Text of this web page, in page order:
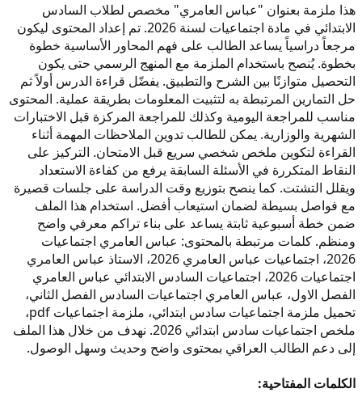
هذا ملزمة بعنوان "عباس العامري" مخصص لطلاب السادس
الابتدائي في مادة اجتماعيات لسنة 2026. تم إعداد المحتوى ليكون
مرجعاً دراسياً يساعد الطالب على فهم المحاور الأساسية خطوة
بخطوة. يُنصح باستخدام الملزمة مع المنهج الرسمي حتى يكون
التحصيل متوازنًا بين الشرح والتطبيق. يفضّل قراءة الدرس أولاً ثم
حل التمارين المرتبطة به لتثبيت المعلومات بطريقة عملية. المحتوى
مناسب للمراجعة اليومية وكذلك للمراجعة المركزة قبل الاختبارات
الشهرية والوزارية. يمكن للطالب تدوين الملاحظات المهمة أثناء
القراءة لتكوين ملخص شخصي سريع قبل الامتحان. التركيز على
النقاط المتكررة في الأسئلة السابقة يرفع من كفاءة الاستعداد
ويقلل التشتت. كما ينصح بتوزيع وقت الدراسة على جلسات قصيرة
مع فواصل بسيطة لضمان استيعاب أفضل. استخدام هذا الملف
ضمن خطة أسبوعية ثابتة يساعد على بناء تراكم معرفي واضح
ومنظم. كلمات مرتبطة بالمحتوى: عباس العامري اجتماعيات
2026، اجتماعيات عباس العامري 2026، الاستاذ عباس العامري
اجتماعيات 2026، اجتماعيات السادس الابتدائي عباس العامري
الفصل الاول، عباس العامري اجتماعيات السادس الفصل الثاني،
تحميل ملزمة اجتماعيات سادس ابتدائي، ملزمة اجتماعيات pdf،
ملخص اجتماعيات سادس ابتدائي 2026. نهدف من خلال هذا الملف
إلى دعم الطالب العراقي بمحتوى واضح وحديث وسهل الوصول.
الكلمات المفتاحية: